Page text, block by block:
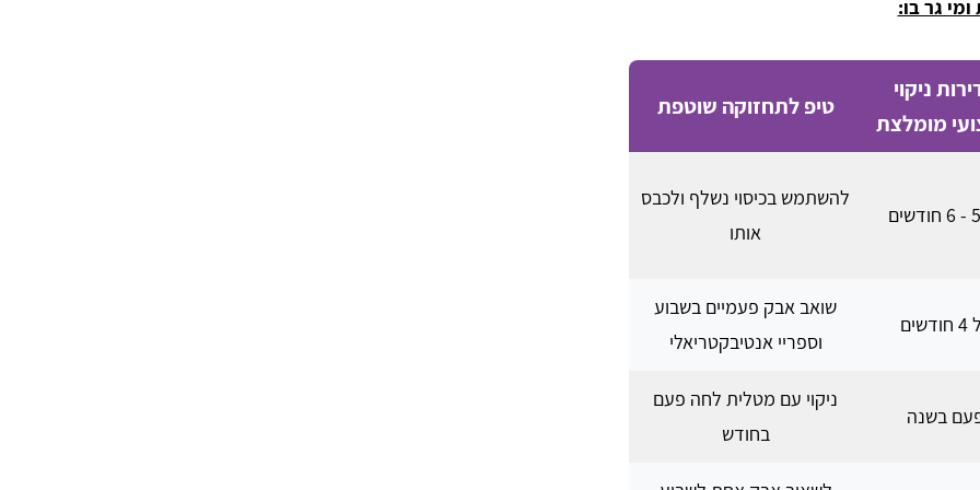
גר בו:
ניקוי
מומלצת
טיפ לתחזוקה שוטפת
להשתמש בכיסוי נשלף ולכבס
אותו
שואב אבק פעמיים בשבוע
וספריי אנטיבקטריאלי
בשנה
ניקוי עם מטלית לחה פעם
בחודש